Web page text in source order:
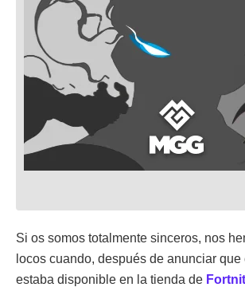
Si os somos totalmente sinceros, nos
locos cuando, después de anunciar
estaba disponible en la tienda de